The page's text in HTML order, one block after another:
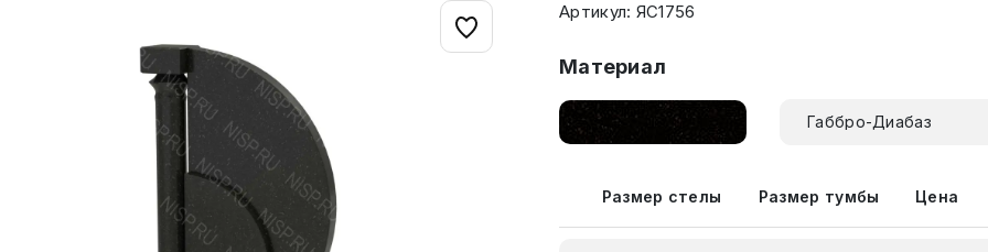
Артикул: ЯС1756
Материал
Габбро-Диабаз
Размер стелы Размер тумбы Цена